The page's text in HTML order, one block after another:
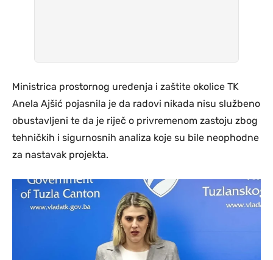
Ministrica prostornog uređenja i zaštite okolice TK
Anela Ajšić pojasnila je da radovi nikada nisu službeno
obustavljeni te da je riječ o privremenom zastoju zbog
tehničkih i sigurnosnih analiza koje su bile neophodne
za nastavak projekta.